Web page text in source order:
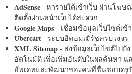
AdSense - หารายได้เข้าเว็บ ผ่านโฆษณ
ติดตั้งผ่านหน้าเว็บได้สะดวก
Google Maps - เชื่อมข้อมูลเว็บไซต์เข้
Ubercart - ระบบอีคอมเมิร์ซครบวงจร
XML Sitemap - ส่งข้อมูลเว็บไซต์ไปยัง
อัตโนมัติ เพื่อเพิ่มอันดับในผลค้นหา แ
อัพเดทและพัฒนาของคนที่ชื่นชอบดรู